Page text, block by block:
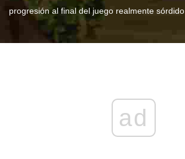
progresión al final del juego realmente sórdido
ad